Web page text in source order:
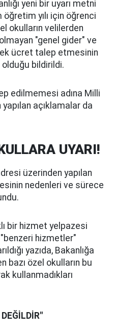
yeni bir uyarı metni
yılı için öğrenci
okulların velilerden
"genel gider" ve
ücret talep etmesinin
olduğu bildirildi.
edilmemesi adına Milli
yapılan açıklamalar da
UYARI!
üzerinden yapılan
nedenleri ve sürece
bir hizmet yelpazesi
hizmetler"
yazıda, Bakanlığa
bazı özel okulların bu
kullanmadıkları